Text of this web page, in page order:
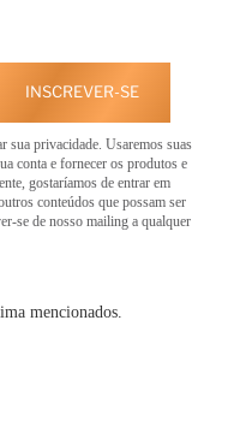
INSCREVER-SE
sua privacidade. Usaremos suas
conta e fornecer os produtos e
gostaríamos de entrar em
conteúdos que possam ser
se de nosso mailing a qualquer
mencionados.